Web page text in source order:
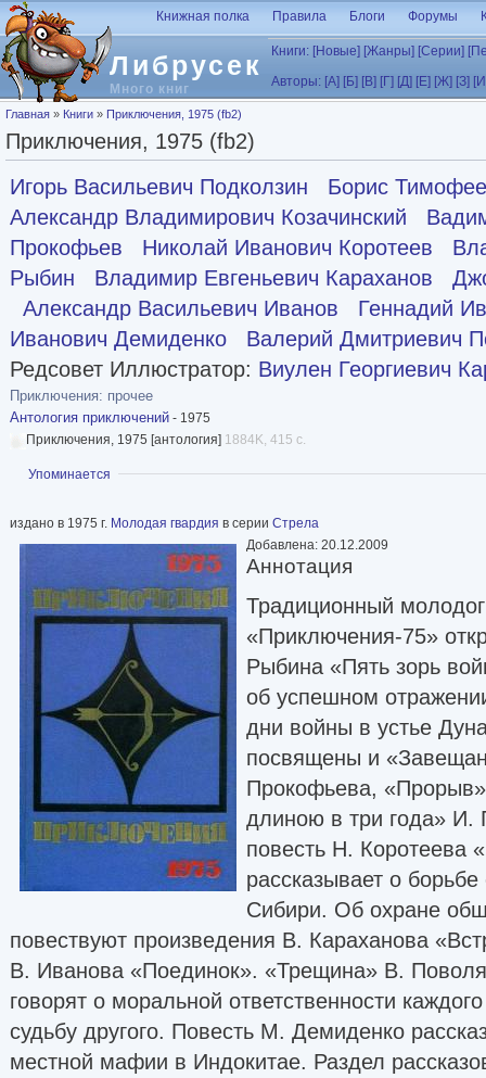
Перейти к основному содержанию
Либрусек
Много книг
Книжная полка Правила Блоги Форумы
Книги: [Новые] [Жанры] [Серии]
Авторы: [А] [Б] [В] [Г] [Д] [Е] [Ж] [З]
Вы здесь
Главная » Книги » Приключения, 1975 (fb2)
Приключения, 1975 (fb2)
Игорь Васильевич Подколзин
Борис
Александр Владимирович Козачинский
Прокофьев
Николай Иванович Коротеев
Рыбин
Владимир Евгеньевич Караханов
Александр Васильевич Иванов
Геннадий
Иванович Демиденко
Валерий Дмитриевич
Редсовет Иллюстратор: Виулен Георгиевич
Приключения: прочее
Антология приключений - 1975
Приключения, 1975 [антология] 1884K, 415 с.
Показать
Упоминается
издано в 1975 г. Молодая гвардия в серии Стрела
Добавлена: 20.12.2009
Аннотация
Традиционный
«Приключения-75»
Рыбина «Пять зорь
об успешном
дни войны в устье
посвящены и
Прокофьева,
длиною в три года» И.
повесть Н. Коротеева
рассказывает о
Сибири. Об охране
повествуют произведения В. Караханова
В. Иванова «Поединок». «Трещина» В.
говорят о моральной ответственности
судьбу другого. Повесть М. Демиденко
местной мафии в Индокитае. Раздел